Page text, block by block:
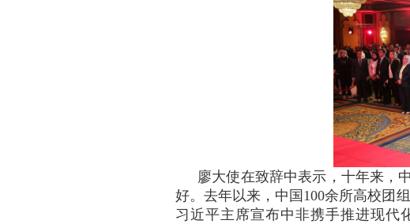
廖大使在致辞中表示，十年来，
好。去年以来，中国100余所高校团
习近平主席宣布中非携手推进现代